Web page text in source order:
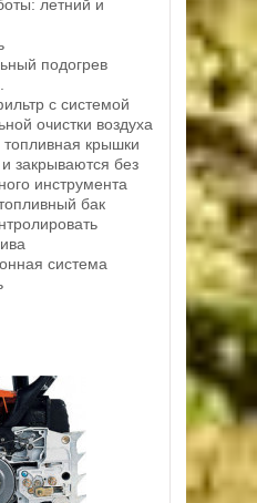
летний и
подогрев
с системой
очистки воздуха
крышки
закрываются без
инструмента
бак
система